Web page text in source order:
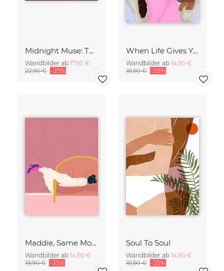
Midnight Muse: The Dance of Sisterhood
Wandbilder ab 17,90 €
22,90 € -25%
When Life Gives You Lemons
Wandbilder ab 14,90 €
18,90 € -25%
Maddie, Same Mood
Wandbilder ab 14,90 €
18,90 € -25%
Soul To Soul
Wandbilder ab 14,90 €
18,90 € -25%